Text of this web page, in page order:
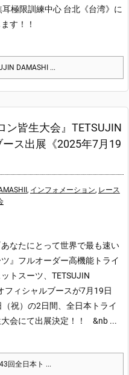
極限訓練中心 台北《台湾》に
す！！
DAMASHI ...
ン皆生大会』TETSUJIN
ス出展《2025年7月19
, インフォメーション, レース
なたにとって世界で最も速い
』フルオーダー高機能トライ
トスーツ、TETSUJIN
フィシャルブースが7月19日
（祝）の2日間、全日本トライ
会にて出展決定！！
&nb ...
回全日本ト ...